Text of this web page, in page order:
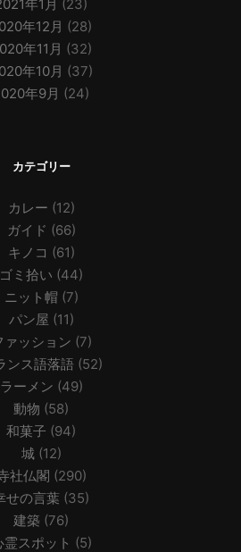
年1月 (23)
年12月 (28)
年11月 (32)
年10月 (37)
年9月 (24)
カテゴリー
カレー (12)
ガイド (66)
キノコ (61)
ゴミ拾い (44)
ニット帽 (7)
パン屋 (11)
ァッション (7)
ンス語落語 (52)
ラーメン (49)
動物 (58)
和菓子 (94)
城(12)
社仏閣 (290)
せの言葉 (35)
建築 (76)
霊スポット (5)